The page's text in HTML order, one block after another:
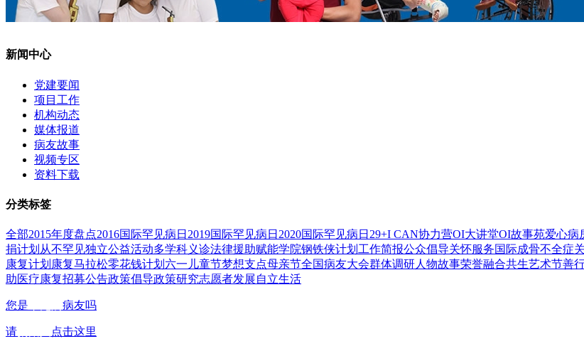
新闻中心
党建要闻
项目工作
机构动态
媒体报道
病友故事
视频专区
资料下载
分类标签
全部2015年度盘点2016国际罕见病日 2019国际罕见病日 2020国际罕见病日 29+I CAN协力营OI大讲堂OI故事苑爱心病
捐计划 从不罕见独立公益活动多学科义诊法律援助赋能学院钢铁侠计划 工作简报公众倡导关怀服务国际成骨不全症
康复计划 康复马拉松零花钱计划 六一儿童节梦想支点母亲节全国病友大会群体调研人物故事荣誉融合共生艺术节善
助医疗康复招募公告政策倡导政策研究志愿者发展自立生活
您是 病友吗
请 点击这里